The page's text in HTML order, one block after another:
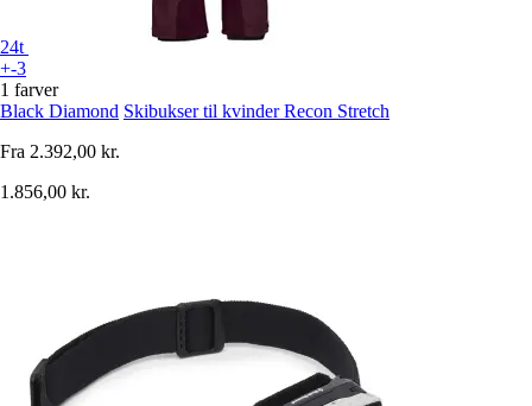
24t
+-3
1 farver
Black Diamond Skibukser til kvinder Recon Stretch
Fra 2.392,00 kr.
1.856,00 kr.